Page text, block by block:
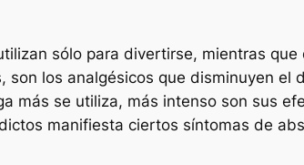
sólo para divertirse, mientras que
los analgésicos que disminuyen el
más se utiliza, más intenso son sus
manifiesta ciertos síntomas de